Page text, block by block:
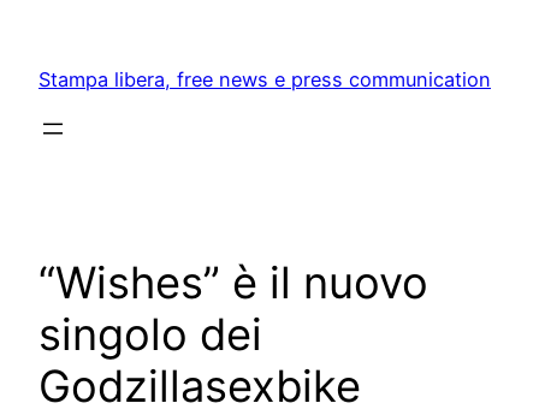
content
Stampa libera, free news e press communication
“Wishes” è il nuovo
singolo dei
Godzillasexbike